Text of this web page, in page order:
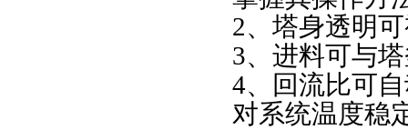
2、塔身透明
3、进料可与
4、回流比可
对系统温度稳